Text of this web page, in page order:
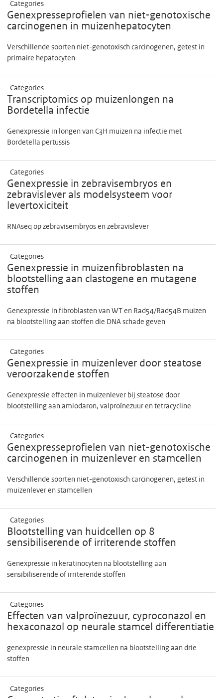
Categories
Genexpresseprofielen van niet-genotoxische
carcinogenen in muizenhepatocyten
Verschillende soorten niet-genotoxisch carcinogenen, getest in
primaire hepatocyten
Categories
Transcriptomics op muizenlongen na
Bordetella infectie
Genexpressie in longen van C3H muizen na infectie met
Bordetella pertussis
Categories
Genexpressie in zebravisembryos en
zebravislever als modelsysteem voor
levertoxiciteit
RNAseq op zebravisembryos en zebravislever
Categories
Genexpressie in muizenfibroblasten na
blootstelling aan clastogene en mutagene
stoffen
Genexpressie in fibroblasten van WT en Rad54/Rad54B muizen
na blootstelling aan stoffen die DNA schade geven
Categories
Genexpressie in muizenlever door steatose
veroorzakende stoffen
Genexpressie effecten in muizenlever bij steatose door
blootstelling aan amiodaron, valproïnezuur en tetracycline
Categories
Genexpresseprofielen van niet-genotoxische
carcinogenen in muizenlever en stamcellen
Verschillende soorten niet-genotoxisch carcinogenen, getest in
muizenlever en stamcellen
Categories
Blootstelling van huidcellen op 8
sensibiliserende of irriterende stoffen
Genexpressie in keratinocyten na blootstelling aan
sensibiliserende of irriterende stoffen
Categories
Effecten van valproïnezuur, cyproconazol en
hexaconazol op neurale stamcel differentiatie
genexpressie in neurale stamcellen na blootstelling aan drie
stoffen
Categories